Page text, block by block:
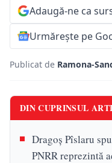
Adaugă-ne ca
Urmărește pe
Publicat de Ramona-
DIN CUPRINSUL
Dragoș Pîslaru
PNRR reprezintă